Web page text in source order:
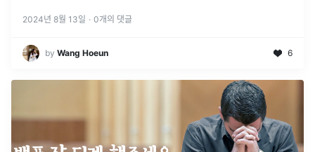
리된 배포...
2024년 8월 13일 · 0개의 댓글
by Wang Hoeun 6